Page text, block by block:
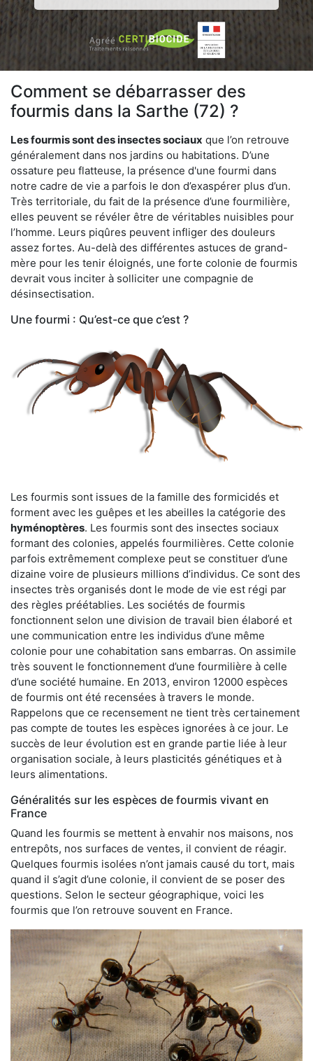
Comment se débarrasser des
fourmis dans la Sarthe (72) ?
Les fourmis sont des insectes sociaux que l’on retrouve
généralement dans nos jardins ou habitations. D’une
ossature peu flatteuse, la présence d'une fourmi dans
notre cadre de vie a parfois le don d’exaspérer plus d’un.
Très territoriale, du fait de la présence d’une fourmilière,
elles peuvent se révéler être de véritables nuisibles pour
l’homme. Leurs piqûres peuvent infliger des douleurs
assez fortes. Au-delà des différentes astuces de grand-
mère pour les tenir éloignés, une forte colonie de fourmis
devrait vous inciter à solliciter une compagnie de
désinsectisation.
Une fourmi : Qu’est-ce que c’est ?
Les fourmis sont issues de la famille des formicidés et
forment avec les guêpes et les abeilles la catégorie des
hyménoptères. Les fourmis sont des insectes sociaux
formant des colonies, appelés fourmilières. Cette colonie
parfois extrêmement complexe peut se constituer d’une
dizaine voire de plusieurs millions d’individus. Ce sont des
insectes très organisés dont le mode de vie est régi par
des règles préétablies. Les sociétés de fourmis
fonctionnent selon une division de travail bien élaboré et
une communication entre les individus d’une même
colonie pour une cohabitation sans embarras. On assimile
très souvent le fonctionnement d’une fourmilière à celle
d’une société humaine. En 2013, environ 12000 espèces
de fourmis ont été recensées à travers le monde.
Rappelons que ce recensement ne tient très certainement
pas compte de toutes les espèces ignorées à ce jour. Le
succès de leur évolution est en grande partie liée à leur
organisation sociale, à leurs plasticités génétiques et à
leurs alimentations.
Généralités sur les espèces de fourmis vivant en
France
Quand les fourmis se mettent à envahir nos maisons, nos
entrepôts, nos surfaces de ventes, il convient de réagir.
Quelques fourmis isolées n’ont jamais causé du tort, mais
quand il s’agit d’une colonie, il convient de se poser des
questions. Selon le secteur géographique, voici les
fourmis que l’on retrouve souvent en France.